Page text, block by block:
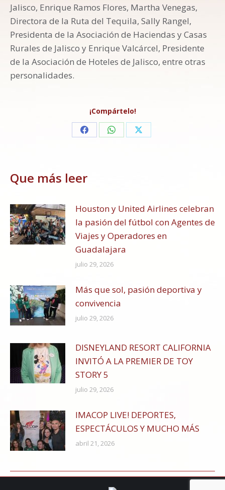
Jalisco, Enrique Ramos Flores, Martha Venegas,
Directora de la Ruta del Tequila, Sally Rangel,
Presidenta de la Asociación de Haciendas y Casas
Rurales de Jalisco y Enrique Valcárcel, Presidente
de la Asociación de Hoteles de Jalisco, entre otras
personalidades.
¡Compártelo!
Share Share Share
Que más leer
Houston y United Airlines celebran
la pasión del fútbol con Agentes de
Viajes y Operadores en
Guadalajara
julio 29, 2026
Más que sol, pasión deportiva y
convivencia
julio 29, 2026
DISNEYLAND RESORT CALIFORNIA
INVITÓ A LA PREMIER DE TOY
STORY 5
julio 29, 2026
IMACOP LIVE! DEPORTES,
ESPECTÁCULOS Y MUCHO MÁS
abril 21, 2026